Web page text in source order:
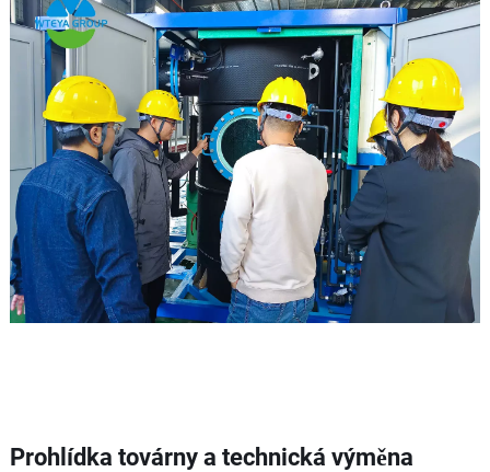
Prohlídka továrny a technická výměna